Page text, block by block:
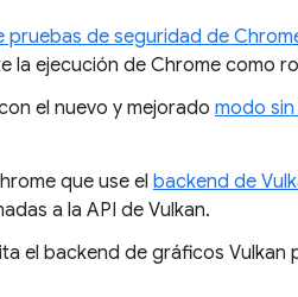
pruebas de seguridad de
la ejecución de Chrome como
el nuevo y mejorado modo
que use el backend de
a la API de Vulkan.
el backend de gráficos Vulkan